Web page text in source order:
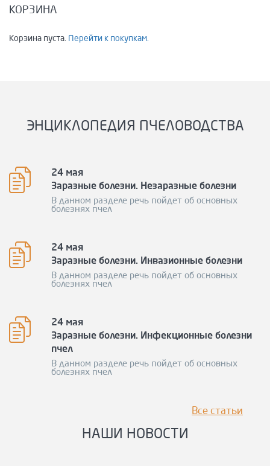
КОРЗИНА
Корзина пуста. Перейти к покупкам.
ЭНЦИКЛОПЕДИЯ ПЧЕЛОВОДСТВА
24 мая
Заразные болезни. Незаразные болезни
В данном разделе речь пойдет об основных
болезнях пчел
24 мая
Заразные болезни. Инвазионные болезни
В данном разделе речь пойдет об основных
болезнях пчел
24 мая
Заразные болезни. Инфекционные болезни
пчел
В данном разделе речь пойдет об основных
болезнях пчел
Все статьи
НАШИ НОВОСТИ